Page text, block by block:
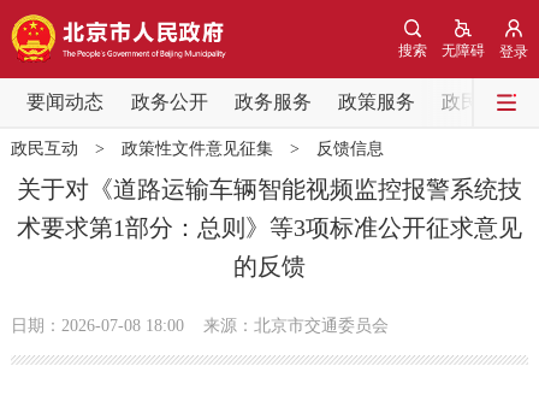
登录
无障碍
搜索
要闻动态 政务公开 政务服务 政策服务 政民互动
要闻动态
党中央精神 国务院信息
北京要闻 会议信息 部门动态
政务公开
政民互动 > 政策性文件意见征集> 反馈信息
关于对《道路运输车辆智能视频监控报警系统技
术要求第1部分：总则》等3项标准公开征求意见
的反馈
日期：2026-07-08 18:00 来源：北京市交通委员会